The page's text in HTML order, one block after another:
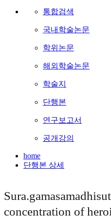
통합검색
국내학술논문
학위논문
해외학술논문
학술지
단행본
연구보고서
공개강의
home
단행본 상세
concentration of